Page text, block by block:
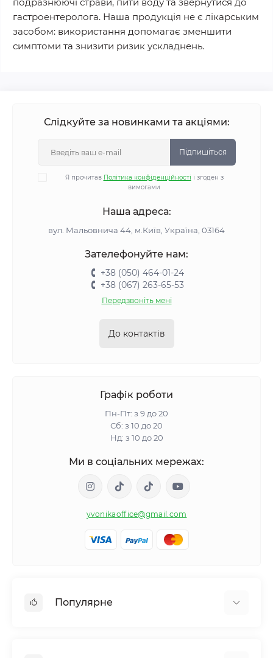
гастроентеролога. Наша продукція не є лікарським
засобом: використання допомагає зменшити
симптоми та знизити ризик ускладнень.
Слідкуйте за новинками та акціями:
Підпишіться
Я прочитав Політика конфіденційності і згоден з
вимогами
Наша адреса:
вул. Мальовнича 44, м.Київ, Україна, 03164
Зателефонуйте нам:
+38 (050) 464-01-24
+38 (067) 263-65-53
Передзвоніть мені
До контактів
Графік роботи
Пн-Пт: з 9 до 20
Сб: з 10 до 20
Нд: з 10 до 20
Ми в соціальних мережах:
yvonikaoffice@gmail.com
Популярне